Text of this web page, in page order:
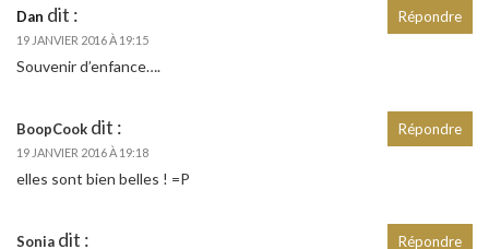
Dan dit :
19 JANVIER 2016 À 19:15
Souvenir d’enfance….
Répondre
BoopCook dit :
19 JANVIER 2016 À 19:18
elles sont bien belles ! =P
Répondre
Sonia dit : Répondre